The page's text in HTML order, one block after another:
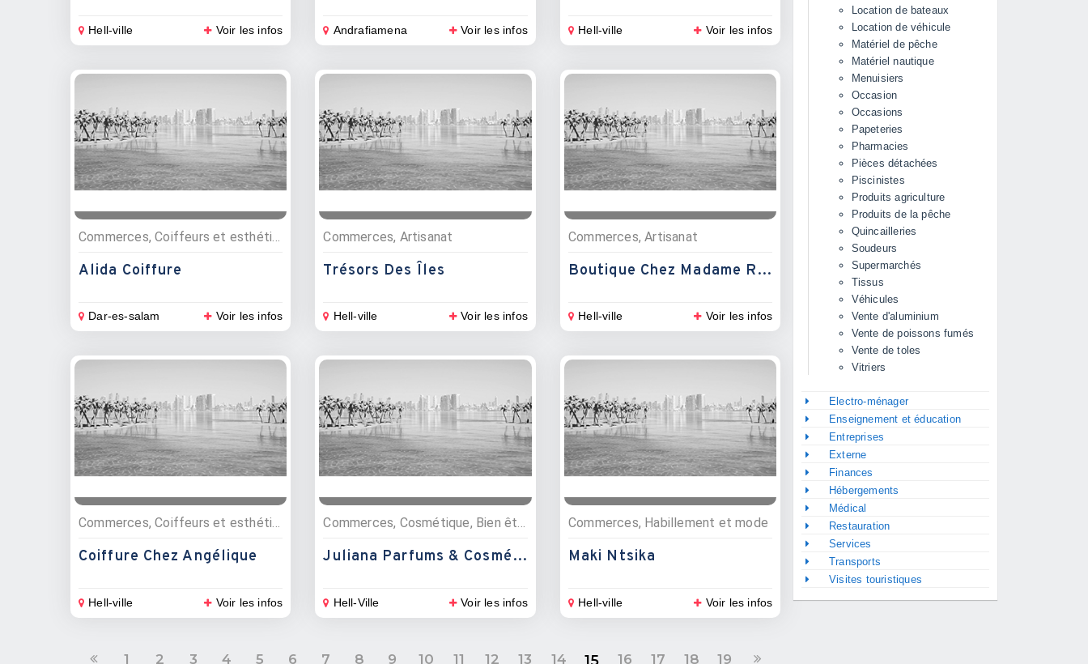
Hell-ville Voir les infos Andrafiamena Voir les infos Hell-ville Voir les infos
Alida Coiffure
Dar-es-salam Voir les infos
Commerces, Artisanat
Trésors Des Îles
Hell-ville Voir les infos
Commerces, Artisanat
Boutique Chez Madame Ravaka
Hell-ville Voir les infos
Commerces, Coiffeurs et esthétique
Coiffure Chez Angélique
Hell-ville Voir les infos
Commerces, Cosmétique, Bien être
Juliana Parfums & Cosmétique
Hell-Ville Voir les infos
Commerces, Habillement et mode
Maki Ntsika
Hell-ville Voir les infos
1 2 3 4 5 6 7 8 9 10 11 12 13 14 15 16 17 18 19
Location de bateaux
Location de véhicule
Matériel de pêche
Matériel nautique
Menuisiers
Occasion
Occasions
Papeteries
Pharmacies
Pièces détachées
Piscinistes
Produits agriculture
Produits de la pêche
Quincailleries
Soudeurs
Supermarchés
Tissus
Véhicules
Vente d'aluminium
Vente de poissons fumés
Vente de toles
Vitriers
Electro-ménager
Enseignement et éducation
Entreprises
Externe
Finances
Hébergements
Médical
Restauration
Services
Transports
Visites touristiques